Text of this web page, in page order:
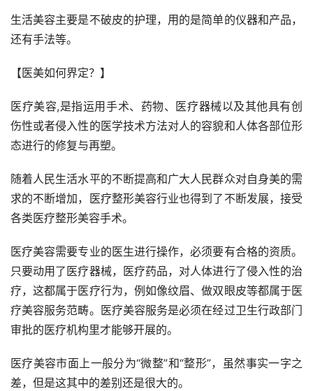
生活美容主要是不破皮的护理，用的是简单的仪器和产品，
还有手法等。
【医美如何界定？】
医疗美容,是指运用手术、药物、医疗器械以及其他具有创
伤性或者侵入性的医学技术方法对人的容貌和人体各部位形
态进行的修复与再塑。
随着人民生活水平的不断提高和广大人民群众对自身美的需
求的不断增加，医疗整形美容行业也得到了不断发展，接受
各类医疗整形美容手术。
医疗美容需要专业的医生进行操作，必须要有合格的资质。
只要动用了医疗器械，医疗药品，对人体进行了侵入性的治
疗，这都属于医疗行为，例如像纹眉、做双眼皮等都属于医
疗美容服务范畴。医疗美容服务是必须在经过卫生行政部门
审批的医疗机构里才能够开展的。
医疗美容市面上一般分为“微整”和“整形”，虽然事实一字之
差，但是这其中的差别还是很大的。